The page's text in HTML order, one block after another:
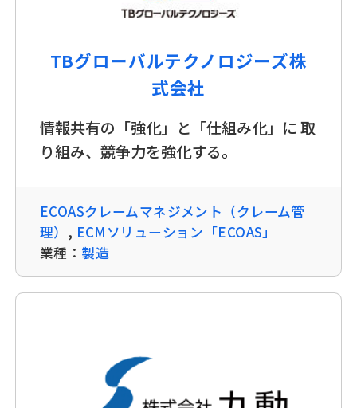
TBグローバルテクノロジーズ株
式会社
情報共有の「強化」と「仕組み化」に 取
り組み、競争力を強化する。
ECOASクレームマネジメント（クレーム管
理） , ECMソリューション「ECOAS」
業種： 製造